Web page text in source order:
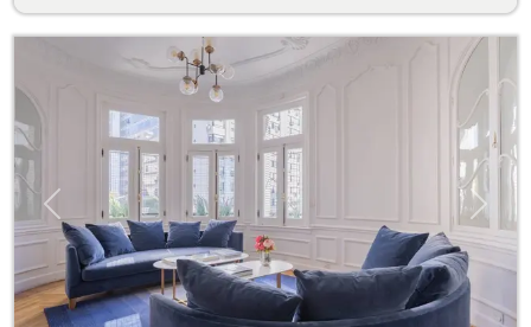
Previous Next